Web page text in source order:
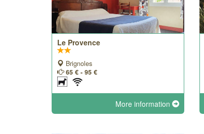
Le Provence
Brignoles
65 € - 95 €
More information